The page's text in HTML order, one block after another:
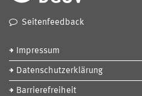
Seitenfeedback
Impressum
Datenschutzerklärung
Barrierefreiheit